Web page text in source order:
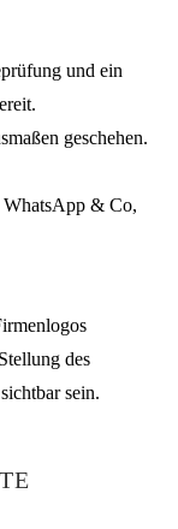
und ein
geschehen.
& Co,
des
sein.